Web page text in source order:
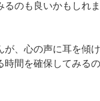
のも良いかもしれ
、心の声に耳を傾
間を確保してみる